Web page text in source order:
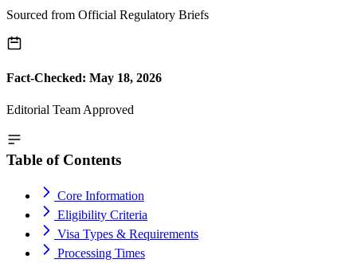
Sourced from Official Regulatory Briefs
Fact-Checked: May 18, 2026
Editorial Team Approved
Table of Contents
Core Information
Eligibility Criteria
Visa Types & Requirements
Processing Times